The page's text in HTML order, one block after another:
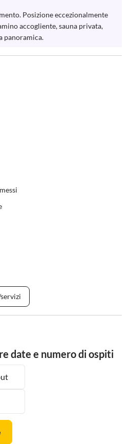
Posizione eccezionalmente
accogliente, sauna privata,
panoramica.
date e numero di ospiti